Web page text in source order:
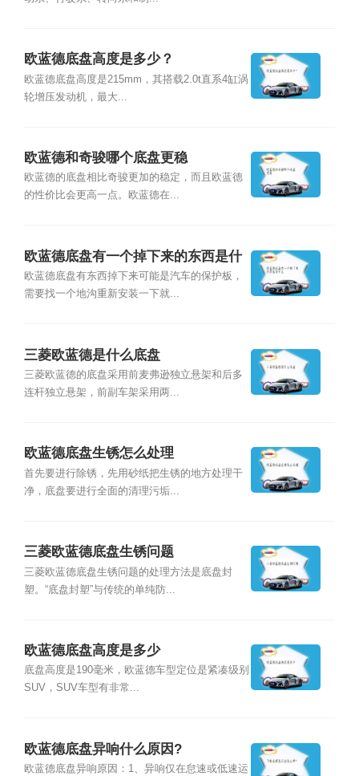
欧蓝德底盘高度是多少？
欧蓝德底盘高度是215mm，其搭载2.0t直系4缸涡
轮增压发动机，最大...
欧蓝德和奇骏哪个底盘更稳
欧蓝德的底盘相比奇骏更加的稳定，而且欧蓝德
的性价比会更高一点。欧蓝德在...
欧蓝德底盘有一个掉下来的东西是什
么
欧蓝德底盘有东西掉下来可能是汽车的保护板，
需要找一个地沟重新安装一下就...
三菱欧蓝德是什么底盘
三菱欧蓝德的底盘采用前麦弗逊独立悬架和后多
连杆独立悬架，前副车架采用两...
欧蓝德底盘生锈怎么处理
首先要进行除锈，先用砂纸把生锈的地方处理干
净，底盘要进行全面的清理污垢...
三菱欧蓝德底盘生锈问题
三菱欧蓝德底盘生锈问题的处理方法是底盘封
塑。“底盘封塑”与传统的单纯防...
欧蓝德底盘高度是多少
底盘高度是190毫米，欧蓝德车型定位是紧凑级别
SUV，SUV车型有非常...
欧蓝德底盘异响什么原因?
欧蓝德底盘异响原因：1、异响仅在怠速或低速运